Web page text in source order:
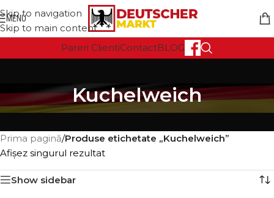
Skip to navigation
Skip to main content
MENU
Pareri ClientiContactBLOG
Kuchelweich
Prima pagină/Produse etichetate „Kuchelweich”
Afișez singurul rezultat
Show sidebar